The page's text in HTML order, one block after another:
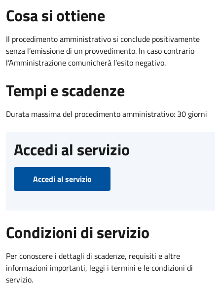
Cosa si ottiene
Il procedimento amministrativo si conclude positivamente
senza l’emissione di un provvedimento. In caso contrario
l’Amministrazione comunicherà l’esito negativo.
Tempi e scadenze
Durata massima del procedimento amministrativo: 30 giorni
Accedi al servizio
Accedi al servizio
Condizioni di servizio
Per conoscere i dettagli di scadenze, requisiti e altre
informazioni importanti, leggi i termini e le condizioni di
servizio.